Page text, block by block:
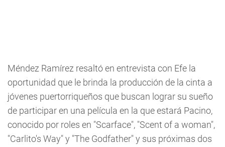
Méndez Ramírez resaltó en entrevista con Efe la
oportunidad que le brinda la producción de la cinta a
jóvenes puertorriqueños que buscan lograr su sueño
de participar en una película en la que estará Pacino,
conocido por roles en "Scarface", "Scent of a woman",
"Carlito's Way" y "The Godfather" y sus próximas dos